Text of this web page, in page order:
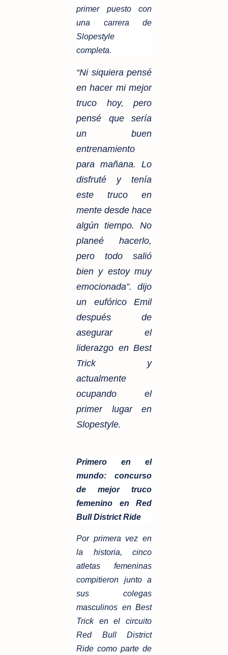
primer puesto con
una carrera de
Slopestyle
completa.
“Ni siquiera pensé
en hacer mi mejor
truco hoy, pero
pensé que sería
un buen
entrenamiento
para mañana. Lo
disfruté y tenía
este truco en
mente desde hace
algún tiempo. No
planeé hacerlo,
pero todo salió
bien y estoy muy
emocionada”. dijo
un eufórico Emil
después de
asegurar el
liderazgo en Best
Trick y
actualmente
ocupando el
primer lugar en
Slopestyle.
Primero en el
mundo: concurso
de mejor truco
femenino en Red
Bull District Ride
Por primera vez en
la historia, cinco
atletas femeninas
compitieron junto a
sus colegas
masculinos en Best
Trick en el circuito
Red Bull District
Ride como parte de